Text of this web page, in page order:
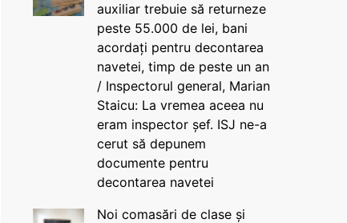
auxiliar trebuie să returneze
peste 55.000 de lei, bani
acordați pentru decontarea
navetei, timp de peste un an
/ Inspectorul general, Marian
Staicu: La vremea aceea nu
eram inspector șef. ISJ ne-a
cerut să depunem
documente pentru
decontarea navetei
Noi comasări de clase și